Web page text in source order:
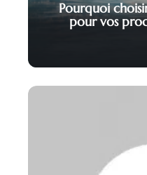
Pourquoi
pour vos